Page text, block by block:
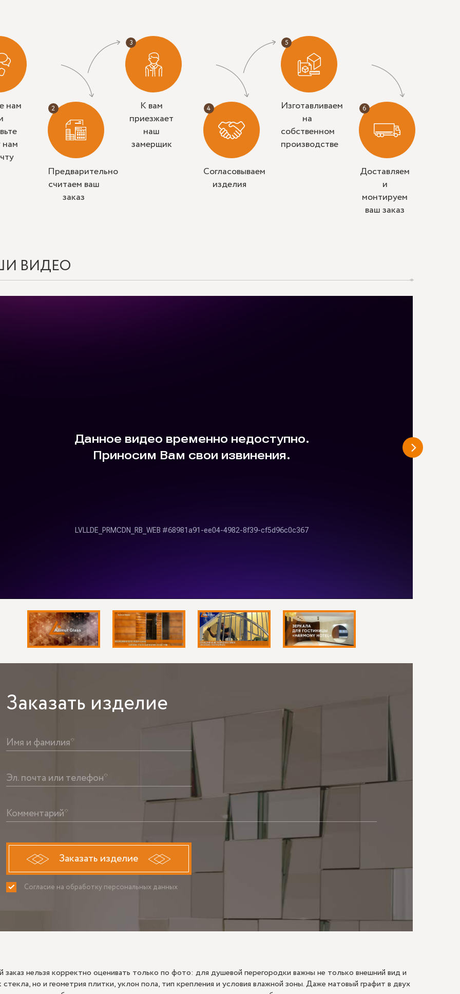
нам
нам
Предварительно
считаем ваш
заказ
К вам
приезжает
наш
замерщик
Согласовываем
изделия
Изготавливаем
на
собственном
производстве
Доставляем
и
монтируем
ваш заказ
ВИДЕО
Заказать изделие
Имя и фамилия*
Эл. почта или телефон*
Комментарий*
Заказать изделие
Согласие на обработку персональных данных
ПРИНИМАЮ
нельзя корректно оценивать только по фото: для душевой перегородки важны не только внешний вид и
но и геометрия плитки, уклон пола, тип крепления и условия влажной зоны. Даже матовый графит в двух